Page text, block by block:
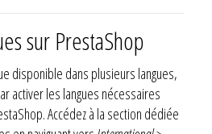
sur PrestaShop
disponible dans plusieurs langues,
activer les langues nécessaires
Accédez à la section dédiée